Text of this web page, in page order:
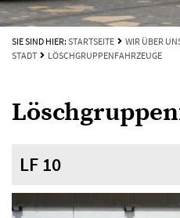
SIE SIND HIER: STARTSEITE WIR ÜBER
STADT
LÖSCHGRUPPENFAHRZEUGE
LF 10